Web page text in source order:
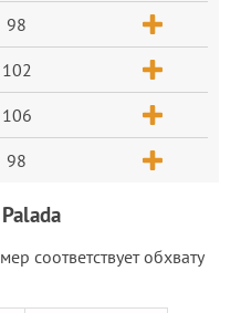
98
102
106
98
соответствует обхвату